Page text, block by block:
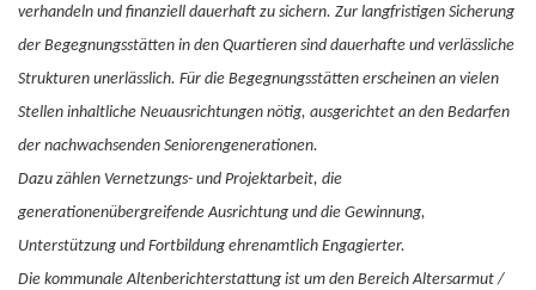
verhandeln und finanziell dauerhaft zu sichern. Zur langfristigen Sicherung
der Begegnungsstätten in den Quartieren sind dauerhafte und verlässliche
Strukturen unerlässlich. Für die Begegnungsstätten erscheinen an vielen
Stellen inhaltliche Neuausrichtungen nötig, ausgerichtet an den Bedarfen
der nachwachsenden Seniorengenerationen.
Dazu zählen Vernetzungs- und Projektarbeit, die
generationenübergreifende Ausrichtung und die Gewinnung,
Unterstützung und Fortbildung ehrenamtlich Engagierter.
Die kommunale Altenberichterstattung ist um den Bereich Altersarmut /